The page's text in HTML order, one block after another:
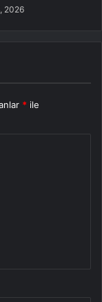
2026
* ile